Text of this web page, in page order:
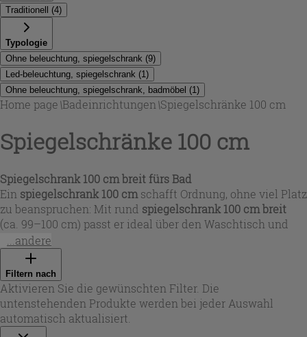
Traditionell
(4)
Typologie
Ohne beleuchtung, spiegelschrank (9)
Led-beleuchtung, spiegelschrank (1)
Ohne beleuchtung, spiegelschrank, badmöbel (1)
Home page\Badeinrichtungen \Spiegelschränke 100 cm
Spiegelschränke 100 cm
Spiegelschrank 100 cm breit fürs Bad
Ein spiegelschrank 100 cm schafft Ordnung, ohne viel Platz
zu beanspruchen: Mit rund spiegelschrank 100 cm breit
(ca. 99–100 cm) passt er ideal über den Waschtisch und
bietet Stauraum für Pflegeprodukte, Rasur- und
Kosmetikartikel. In dieser Auswahl finden Sie Varianten
alsspiegelschrank bad 100 cm
spiegelschrank 100 cmin unterschiedlichen Breiten- und
Höhenformaten (z. B. um 99,5x51 cm oder auch
spiegelschrank 100x60je nach Modell). Oberflächen
reichen von Weiß bis zu Holzoptiken und modernen
...andere
Filtern nach
Aktivieren Sie die gewünschten Filter. Die
untenstehenden Produkte werden bei jeder Auswahl
automatisch aktualisiert.